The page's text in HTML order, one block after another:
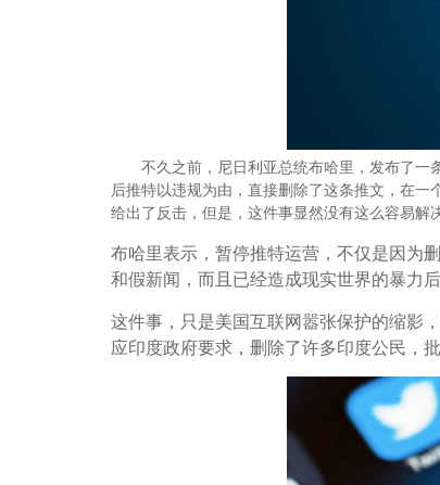
不久之前，尼日利亚总统布哈里，发布了一
后推特以违规为由，直接删除了这条推文，在
给出了反击，但是，这件事显然没有这么容易解决
布哈里表示，暂停推特运营，不仅是因为
和假新闻，而且已经造成现实世界的暴力
这件事，只是美国互联网嚣张保护的缩影
应印度政府要求，删除了许多印度公民，